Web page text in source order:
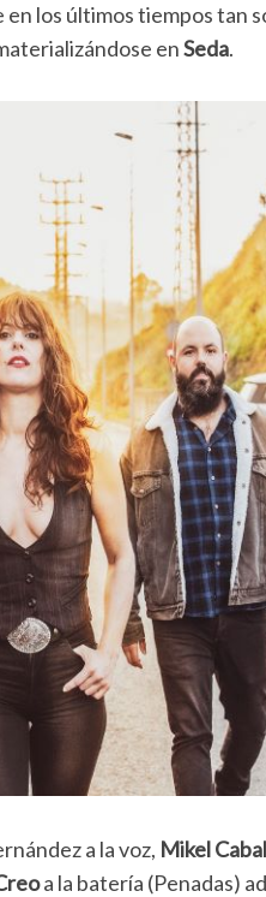
los últimos tiempos tan
enSeda.
a la voz, Mikel
a la batería (Penadas)